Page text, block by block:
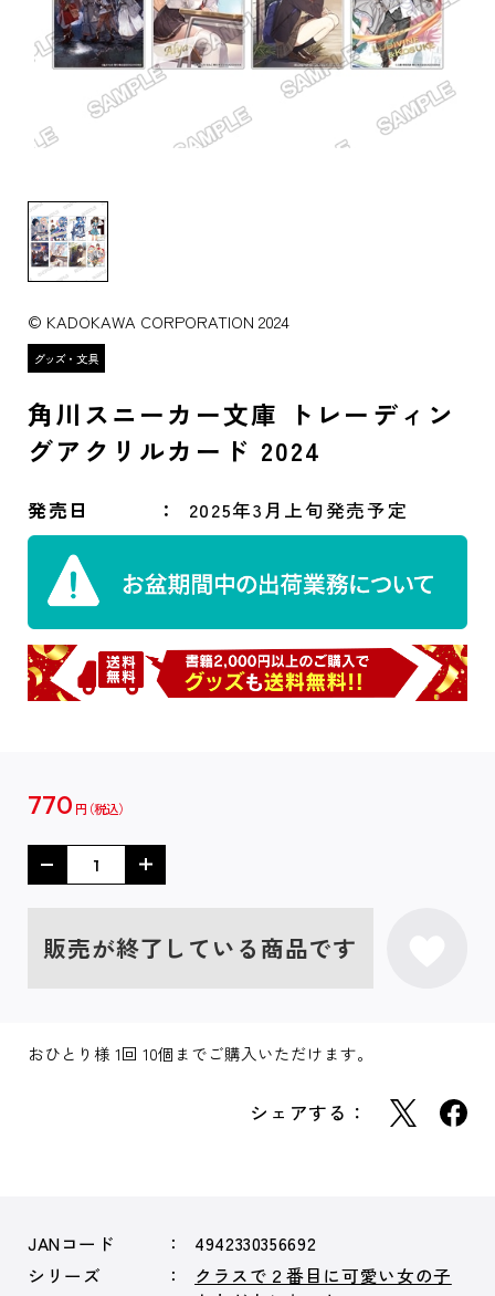
© KADOKAWA CORPORATION 2024
角川スニーカー文庫 トレーディン
グアクリルカード 2024
発売日 2025年3月上旬発売予定
770 円
販売が終了している商品です
おひとり様 1回 10個までご購入いただけます。
シェアする：
JANコード
4942330356692
シリーズ
クラスで２番目に可愛い女の子